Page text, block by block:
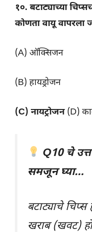
१०. बटाट्याच्या
कोणता वायू वापरला
(A) ऑक्सिजन
(B) हायड्रोजन
(C) नायट्रोजन(D)
Q10 चे
समजून घ्या…
बटाट्याचे
खराब (खवट)